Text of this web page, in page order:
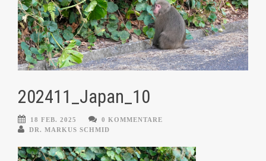
202411_Japan_10
18 FEB. 2025
0 KOMMENTARE
DR. MARKUS SCHMID